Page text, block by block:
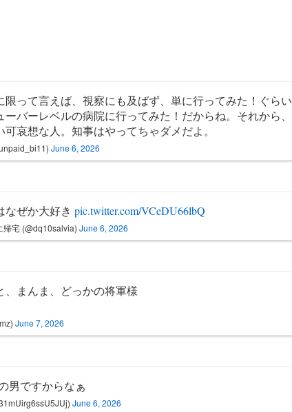
限って言えば、視察にも及ばず、単に行ってみた！ぐらい
バーレベルの病院に行ってみた！だからね。それから、
哀想な人。知事はやってちゃダメだよ。
June 6, 2026
なぜか大好き pic.twitter.com/VCeDU66lbQ
宅 (@dq10salvia) June 6, 2026
、まんま、どっかの将軍様
June 7, 2026
男ですからなぁ
June 6, 2026